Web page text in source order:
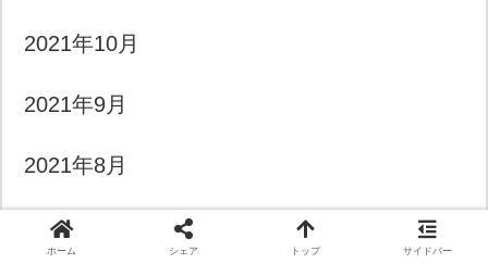
2021年10月
2021年9月
2021年8月
2021年7月
ホーム シェア トップ サイドバー